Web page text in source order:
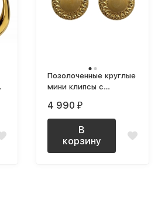
Позолоченные круглые
мини клипсы с
4 990 ₽
В
корзину